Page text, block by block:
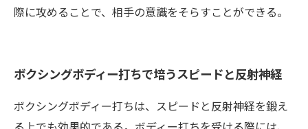
際に攻めることで、相手の意識をそらすことができる。
ボクシングボディー打ちで培うスピードと反射神経
ボクシングボディー打ちは、スピードと反射神経を鍛え